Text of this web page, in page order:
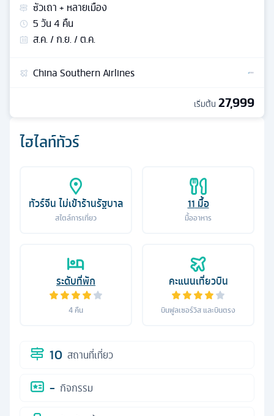
ไฮไลท์ทัวร์
ทัวร์จีน ไม่เข้าร้านรัฐบาล
สไตล์การเที่ยว
11 มื้อ
มื้ออาหาร
ระดับที่พัก
4 คืน
คะแนนเที่ยวบิน
บินฟูลเซอร์วิส และบินตรง
10 สถานที่เที่ยว
- กิจกรรม
ซัวเถา + หลายเมือง
5วัน4 คืน
ส.ค. / ก.ย. / ต.ค.
China Southern Airlines
เริ่มต้น 27,999